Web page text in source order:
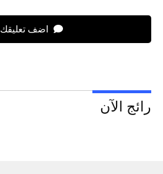
اضف تعليقك
رائج الآن